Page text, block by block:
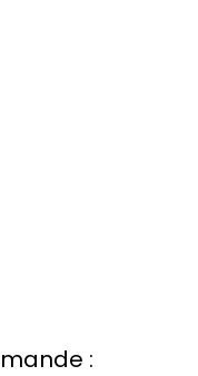
: